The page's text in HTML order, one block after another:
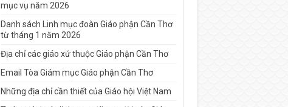
mục vụ năm 2026
Danh sách Linh mục đoàn Giáo phận Cần Thơ
từ tháng 1 năm 2026
Địa chỉ các giáo xứ thuộc Giáo phận Cần Thơ
Email Tòa Giám mục Giáo phận Cần Thơ
Những địa chỉ cần thiết của Giáo hội Việt Nam